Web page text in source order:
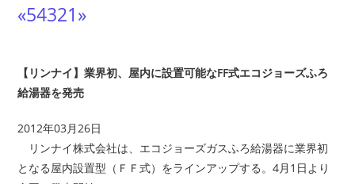
«54321»
【リンナイ】業界初、屋内に設置可能なFF式エコジョーズふろ
給湯器を発売
2012年03月26日
リンナイ株式会社は、エコジョーズガスふろ給湯器に業界初
となる屋内設置型（ＦＦ式）をラインアップする。4月1日より